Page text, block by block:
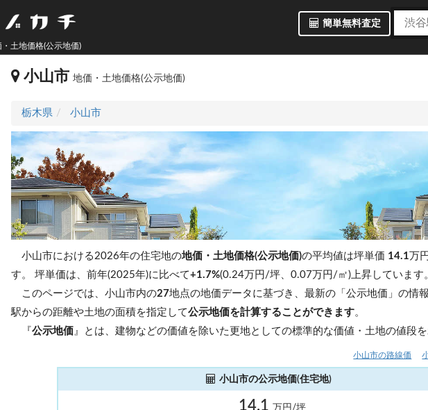
簡単無料査定
土地価格(公示地価)
小山市地価・土地価格(公示地価)
栃木県 小山市
小山市における2026年の住宅地の地価・土地価格(公示地価)の平均値は坪単価 14.1 万
す。坪単価は、前年(2025年)に比べて+1.7%(0.24万円/坪、0.07万円/㎡)上昇しています
このページでは、小山市内の27地点の地価データに基づき、最新の「公示地価」の情
駅からの距離や土地の面積を指定して公示地価を計算することができます。
『公示地価 』とは、建物などの価値を除いた更地としての標準的な価値・土地の値段
小山市の路線価
小山市の公示地価(住宅地)
14.1